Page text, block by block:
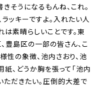
そうになるもんね、これ。
ラッキーですよ。入れたい人
は素晴らしいことです。東
豊島区の一部の皆さん、こ
性の象徴、池内さおり、池
、どうか胸を張って「池内
ただきたい。圧倒的大差で